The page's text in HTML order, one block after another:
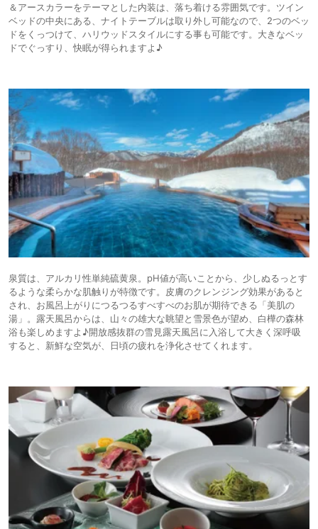
＆アースカラーをテーマとした内装は、落ち着ける雰囲気です。ツイン
ベッドの中央にある、ナイトテーブルは取り外し可能なので、2つのベッ
ドをくっつけて、ハリウッドスタイルにする事も可能です。大きなベッ
ドでぐっすり、快眠が得られますよ♪
泉質は、アルカリ性単純硫黄泉。pH値が高いことから、少しぬるっとす
るような柔らかな肌触りが特徴です。皮膚のクレンジング効果があると
され、お風呂上がりにつるつるすべすべのお肌が期待できる「美肌の
湯」。露天風呂からは、山々の雄大な眺望と雪景色が望め、白樺の森林
浴も楽しめますよ♪開放感抜群の雪見露天風呂に入浴して大きく深呼吸
すると、新鮮な空気が、日頃の疲れを浄化させてくれます。